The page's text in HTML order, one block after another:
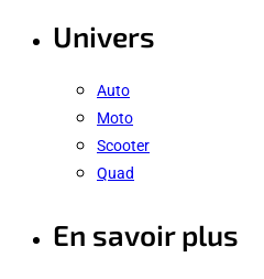
Univers
Auto
Moto
Scooter
Quad
En savoir plus